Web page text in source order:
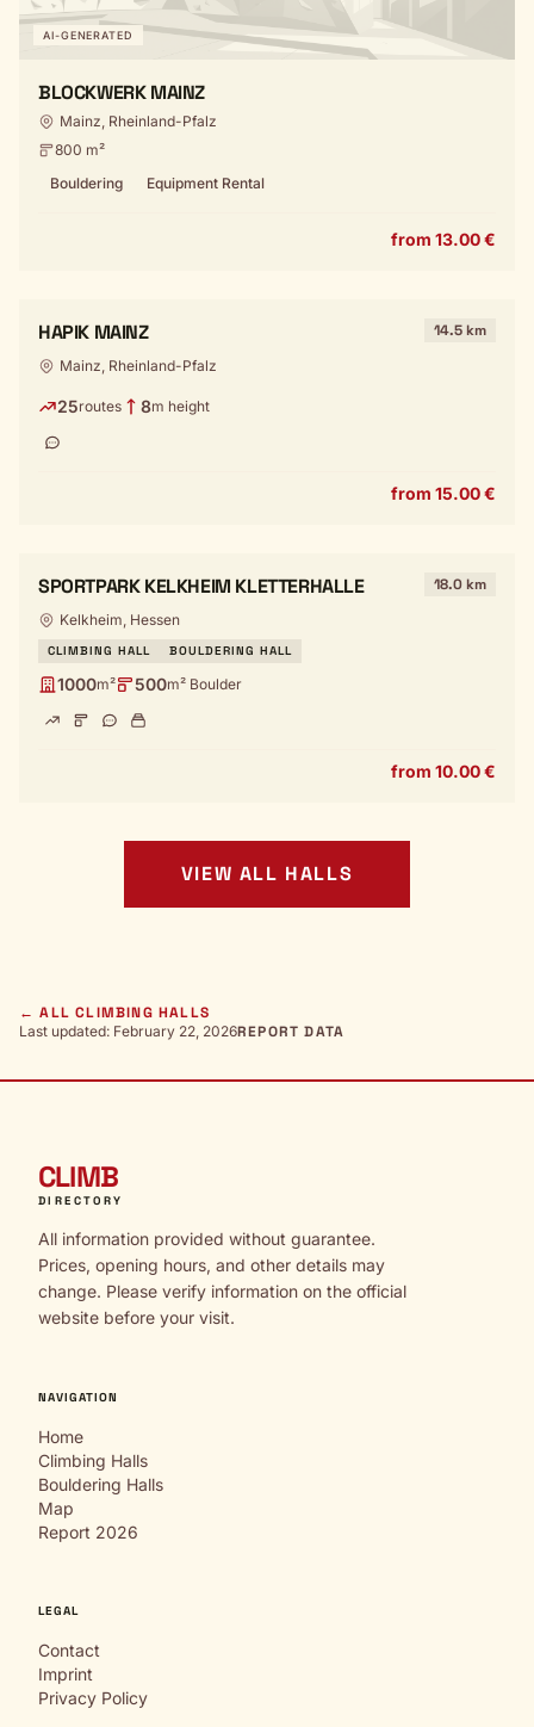
AI-GENERATED
BLOCKWERK MAINZ
Mainz, Rheinland-Pfalz
800 m²
Bouldering
Equipment Rental
from 13.00 €
HAPIK MAINZ 14.5 km
Mainz, Rheinland-Pfalz
25routes 8m height
from 15.00 €
SPORTPARK KELKHEIM KLETTERHALLE 18.0 km
Kelkheim, Hessen
CLIMBING HALL BOULDERING HALL
1000m² 500m² Boulder
from 10.00 €
VIEW ALL HALLS
← ALL CLIMBING HALLS
Last updated: February 22, 2026REPORT DATA
CLIMB
DIRECTORY
All information provided without guarantee.
Prices, opening hours, and other details may
change. Please verify information on the official
website before your visit.
NAVIGATION
Home
Climbing Halls
Bouldering Halls
Map
Report 2026
LEGAL
Contact
Imprint
Privacy Policy